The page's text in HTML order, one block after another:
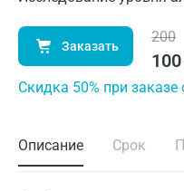
Заказать
200
100
Cкидка 50% при заказе
Описание Срок